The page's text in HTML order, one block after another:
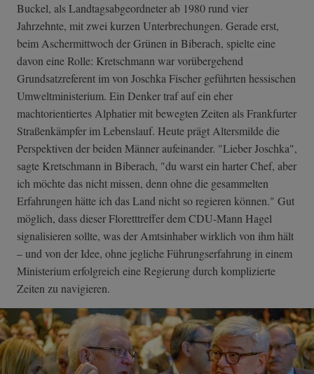
Buckel, als Landtagsabgeordneter ab 1980 rund vier
Jahrzehnte, mit zwei kurzen Unterbrechungen. Gerade erst,
beim Aschermittwoch der Grünen in Biberach, spielte eine
davon eine Rolle: Kretschmann war vorübergehend
Grundsatzreferent im von Joschka Fischer geführten hessischen
Umweltministerium. Ein Denker traf auf ein eher
machtorientiertes Alphatier mit bewegten Zeiten als Frankfurter
Straßenkämpfer im Lebenslauf. Heute prägt Altersmilde die
Perspektiven der beiden Männer aufeinander. "Lieber Joschka",
sagte Kretschmann in Biberach, "du warst ein harter Chef, aber
ich möchte das nicht missen, denn ohne die gesammelten
Erfahrungen hätte ich das Land nicht so regieren können." Gut
möglich, dass dieser Floretttreffer dem CDU-Mann Hagel
signalisieren sollte, was der Amtsinhaber wirklich von ihm hält
– und von der Idee, ohne jegliche Führungserfahrung in einem
Ministerium erfolgreich eine Regierung durch komplizierte
Zeiten zu navigieren.